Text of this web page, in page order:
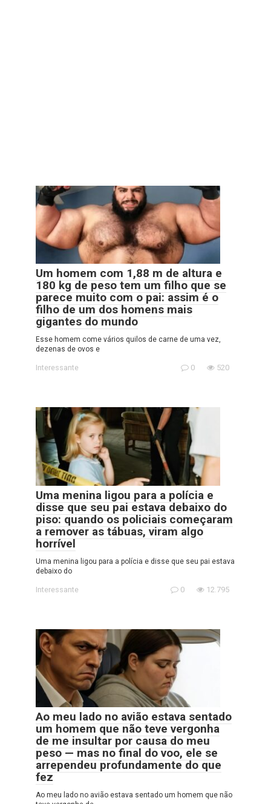
Um homem com 1,88 m de altura e
180 kg de peso tem um filho que se
parece muito com o pai: assim é o
filho de um dos homens mais
gigantes do mundo
Esse homem come vários quilos de carne de uma vez,
dezenas de ovos e
Interessante 0 520
Uma menina ligou para a polícia e
disse que seu pai estava debaixo do
piso: quando os policiais começaram
a remover as tábuas, viram algo
horrível
Uma menina ligou para a polícia e disse que seu pai estava
debaixo do
Interessante 0 12.795
Ao meu lado no avião estava sentado
um homem que não teve vergonha
de me insultar por causa do meu
peso — mas no final do voo, ele se
arrependeu profundamente do que
fez
Ao meu lado no avião estava sentado um homem que não